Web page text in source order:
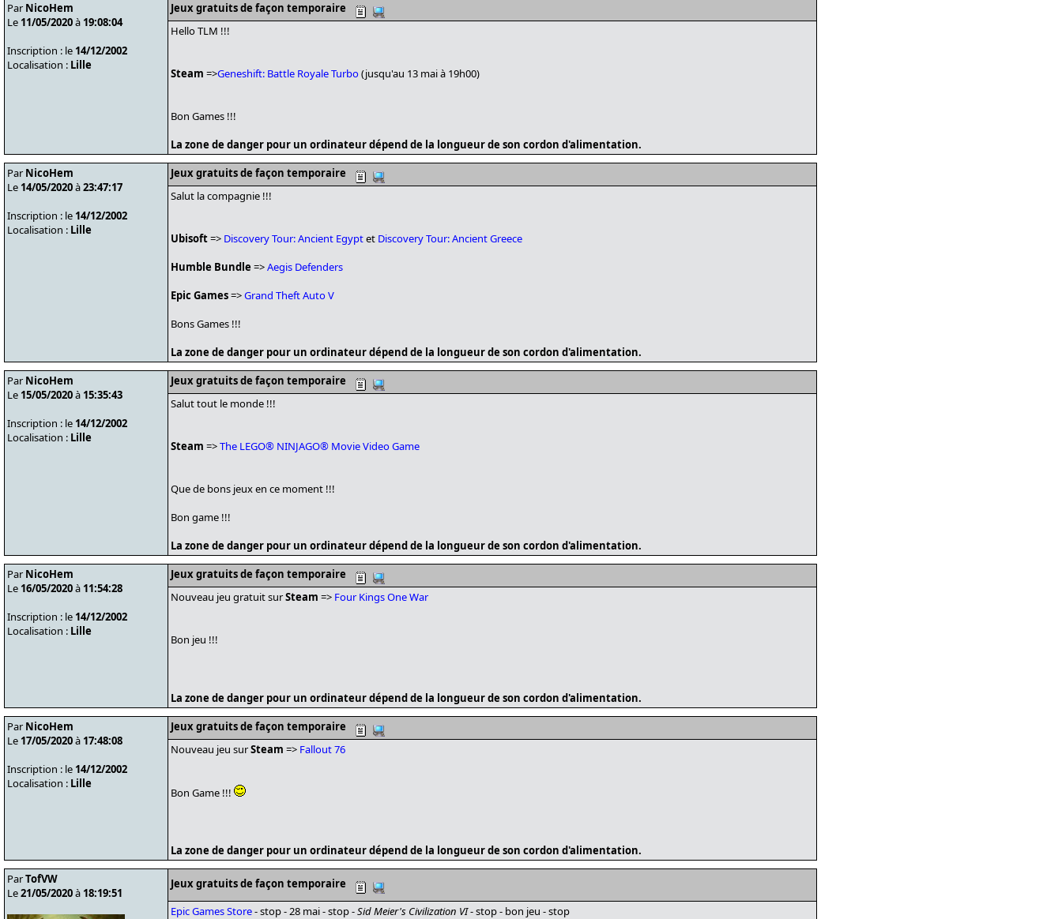
Par NicoHem
Le 11/05/2020à 19:08:04
Inscription : le 14/12/2002
Localisation : Lille
Jeux gratuits de façon temporaire
Hello TLM !!!
Steam =>Geneshift: Battle Royale Turbo(jusqu'au 13 mai à 19h00)
Bon Games !!!
La zone de danger pour un ordinateur dépend de la longueur de son cordon d'alimentation.
Par NicoHem
Le 14/05/2020à23:47:17
Inscription : le 14/12/2002
Localisation : Lille
Jeux gratuits de façon temporaire
Salut la compagnie !!!
Ubisoft=> Discovery Tour: Ancient Egyptet Discovery Tour: Ancient Greece
Humble Bundle =>Aegis Defenders
Epic Games=>Grand Theft Auto V
Bons Games !!!
La zone de danger pour un ordinateur dépend de la longueur de son cordon d'alimentation.
Par NicoHem
Le 15/05/2020à 15:35:43
Inscription : le 14/12/2002
Localisation : Lille
Jeux gratuits de façon temporaire
Salut tout le monde !!!
Steam =>The LEGO® NINJAGO® Movie Video Game
Que de bons jeux en ce moment !!!
Bon game !!!
La zone de danger pour un ordinateur dépend de la longueur de son cordon d'alimentation.
Par NicoHem
Le 16/05/2020à 11:54:28
Inscription : le 14/12/2002
Localisation : Lille
Jeux gratuits de façon temporaire
Nouveau jeu gratuit surSteam => Four Kings One War
Bon jeu !!!
La zone de danger pour un ordinateur dépend de la longueur de son cordon d'alimentation.
Par NicoHem
Le 17/05/2020à 17:48:08
Inscription : le 14/12/2002
Localisation : Lille
Jeux gratuits de façon temporaire
Nouveau jeu surSteam => Fallout 76
Bon Game !!!
La zone de danger pour un ordinateur dépend de la longueur de son cordon d'alimentation.
ParTofVW
Le21/05/2020à 18:19:51
Jeux gratuits de façon temporaire
Epic Games Store- stop - 28 mai - stop -Sid Meier's Civilization VI- stop - bon jeu - stop